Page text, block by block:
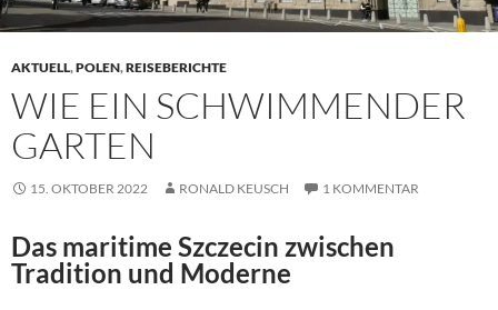
AKTUELL,POLEN,REISEBERICHTE
WIE EIN SCHWIMMENDER
GARTEN
15. OKTOBER 2022 RONALD KEUSCH 1 KOMMENTAR
Das maritime Szczecin zwischen
Tradition und Moderne